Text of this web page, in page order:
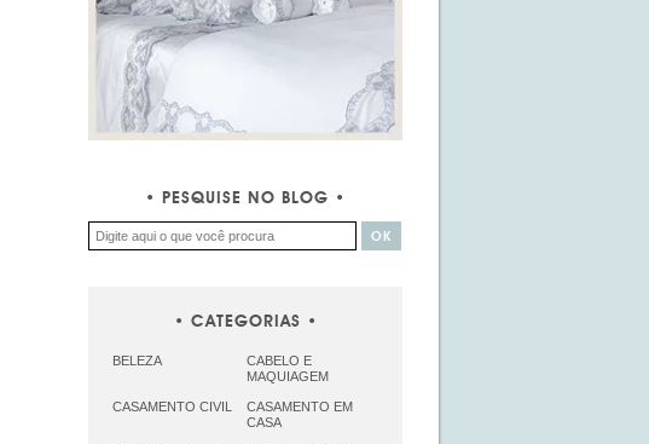
PESQUISE NO BLOG
CATEGORIAS
BELEZA
CABELO E
MAQUIAGEM
CASAMENTO CIVIL
CASAMENTO EM
CASA